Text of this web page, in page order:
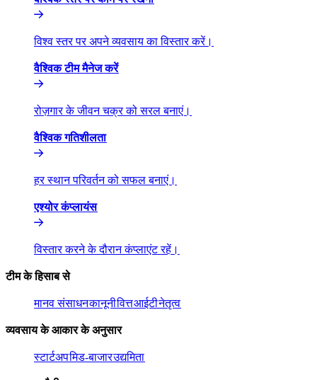
विश्व स्तर पर अपने व्यवसाय का विस्तार करें।​​
वैश्विक टीम मैनेज करें​​
रोज़गार के जीवन चक्र को सरल बनाएं।​​
वैश्विक गतिशीलता​​
हर स्थान परिवर्तन को सफल बनाएं।​​
एश्योर कंप्लायंस​​
विस्तार करने के दौरान कंप्लाएंट रहें।​​
टीम के हिसाब से​​
मानव संसाधन​​कानूनी​​वित्त​​आईटी​​नेतृत्व​​
व्यवसाय के आकार के अनुसार​​
स्टार्टअप​​मिड-बाजार​​उद्यमिता​​